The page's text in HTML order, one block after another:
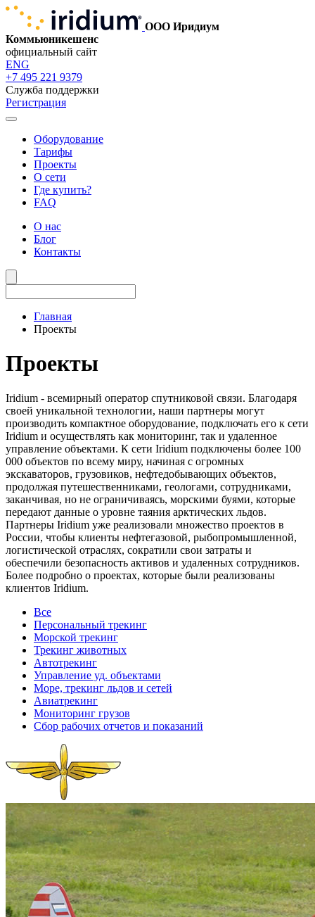
ООО Иридиум
Коммьюникешенс
официальный сайт
ENG
+7 495 221 9379
Служба поддержки
Регистрация
Оборудование
Тарифы
Проекты
О сети
Где купить?
FAQ
О нас
Блог
Контакты
Главная
Проекты
Проекты
Iridium - всемирный оператор спутниковой связи. Благодаря
своей уникальной технологии, наши партнеры могут
производить компактное оборудование, подключать его к сети
Iridium и осуществлять как мониторинг, так и удаленное
управление объектами. К сети Iridium подключены более 100
000 объектов по всему миру, начиная с огромных
экскаваторов, грузовиков, нефтедобывающих объектов,
продолжая путешественниками, геологами, сотрудниками,
заканчивая, но не ограничиваясь, морскими буями, которые
передают данные о уровне таяния арктических льдов.
Партнеры Iridium уже реализовали множество проектов в
России, чтобы клиенты нефтегазовой, рыбопромышленной,
логистической отраслях, сократили свои затраты и
обеспечили безопасность активов и удаленных сотрудников.
Более подробно о проектах, которые были реализованы
клиентов Iridium.
Все
Персональный трекинг
Морской трекинг
Трекинг животных
Автотрекинг
Управление уд. объектами
Море, трекинг льдов и сетей
Авиатрекинг
Мониторинг грузов
Сбор рабочих отчетов и показаний